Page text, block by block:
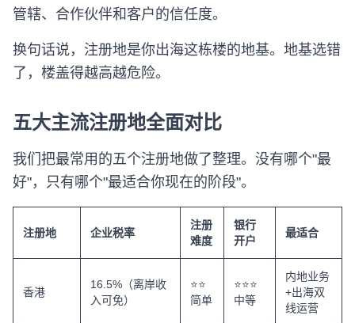
管辖、合作伙伴和客户的信任度。
换句话说，注册地是你出海这栋楼的地基。地基选错
了，楼盖得越高越危险。
五大主流注册地全面对比
我们把最常用的五个注册地做了整理。没有哪个"最
好"，只有哪个"最适合你现在的阶段"。
注册地 企业税率
注册
难度
银行
开户
最适合
香港
16.5%（离岸收
入可免）
⭐⭐
简单
⭐⭐⭐
中等
内地业务
+出海双
线运营